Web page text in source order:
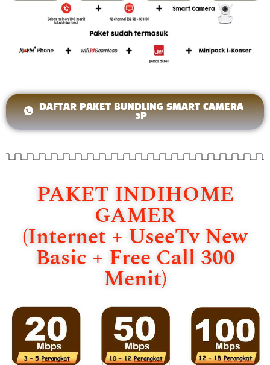
DAFTAR PAKET BUNDLING SMART CAMERA
3P
PAKET INDIHOME
GAMER
(Internet + UseeTv New
Basic + Free Call 300
Menit)